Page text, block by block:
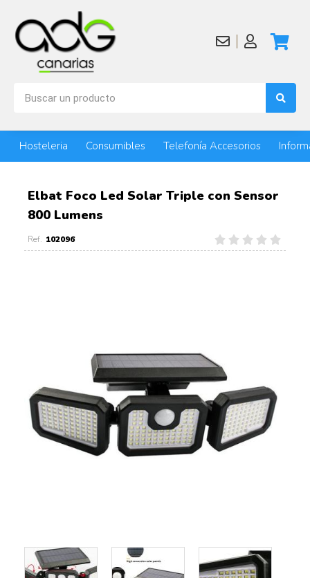
Hosteleria Consumibles Telefonía Accesorios
Elbat Foco Led Solar Triple con Sensor
800 Lumens
102096